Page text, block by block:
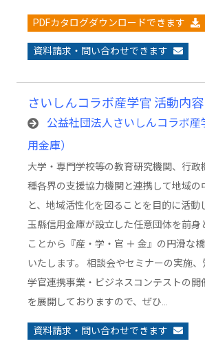
PDFカタログダウンロードできます
資料請求・問い合わせできます
さいしんコラボ産学官 活動内容
公益社団法人さいしんコラボ産
用金庫）
大学・専門学校等の教育研究機関、行政
種各界の支援協力機関と連携して地域の
と、地域活性化を図ることを目的に活動
玉縣信用金庫が設立した任意団体を前身
ことから『産・学・官 ＋ 金』の円滑な
いたします。 相談会やセミナーの実施
学官連携事業・ビジネスコンテストの開
を展開しておりますので、ぜひ…
資料請求・問い合わせできます